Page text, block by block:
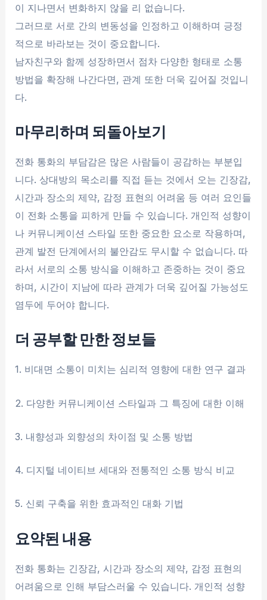
이 지나면서 변화하지 않을 리 없습니다.
그러므로 서로 간의 변동성을 인정하고 이해하며 긍정
적으로 바라보는 것이 중요합니다.
남자친구와 함께 성장하면서 점차 다양한 형태로 소통
방법을 확장해 나간다면, 관계 또한 더욱 깊어질 것입니
다.
마무리하며 되돌아보기
전화 통화의 부담감은 많은 사람들이 공감하는 부분입
니다. 상대방의 목소리를 직접 듣는 것에서 오는 긴장감,
시간과 장소의 제약, 감정 표현의 어려움 등 여러 요인들
이 전화 소통을 피하게 만들 수 있습니다. 개인적 성향이
나 커뮤니케이션 스타일 또한 중요한 요소로 작용하며,
관계 발전 단계에서의 불안감도 무시할 수 없습니다. 따
라서 서로의 소통 방식을 이해하고 존중하는 것이 중요
하며, 시간이 지남에 따라 관계가 더욱 깊어질 가능성도
염두에 두어야 합니다.
더 공부할 만한 정보들
1. 비대면 소통이 미치는 심리적 영향에 대한 연구 결과
2. 다양한 커뮤니케이션 스타일과 그 특징에 대한 이해
3. 내향성과 외향성의 차이점 및 소통 방법
4. 디지털 네이티브 세대와 전통적인 소통 방식 비교
5. 신뢰 구축을 위한 효과적인 대화 기법
요약된 내용
전화 통화는 긴장감, 시간과 장소의 제약, 감정 표현의
어려움으로 인해 부담스러울 수 있습니다. 개인적 성향